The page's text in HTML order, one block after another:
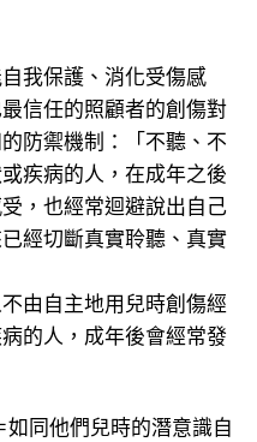
我保護、消化受傷感
信任的照顧者的創傷對
防禦機制：「不聽、不
疾病的人，在成年之後
，也經常迴避說出自己
經切斷真實聆聽、真實
由自主地用兒時創傷經
的人，成年後會經常發
同他們兒時的潛意識自